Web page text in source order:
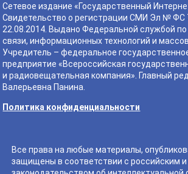
Сетевое издание «Государственный
Свидетельство о регистрации СМИ Эл № ФС
22.08.2014. Выдано Федеральной службой
связи, информационных технологий и
Учредитель – федеральное
предприятие «Всероссийская
и радиовещательная компания». Главный
Валерьевна Панина.
Политика конфиденциальности
Все права на любые материалы,
защищены в соответствии с российским